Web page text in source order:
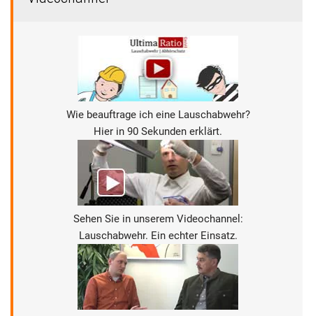
Wie beauftrage ich eine Lauschabwehr?
Hier in 90 Sekunden erklärt.
Sehen Sie in unserem Videochannel:
Lauschabwehr. Ein echter Einsatz.